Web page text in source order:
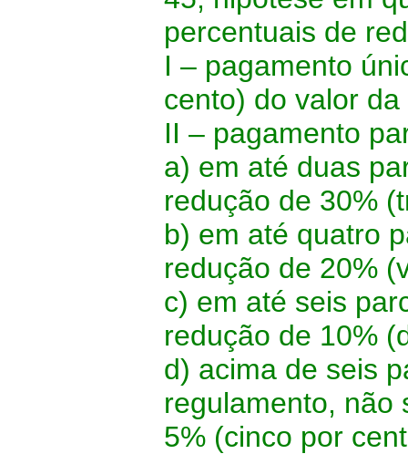
percentuais de
I – pagamento
cento) do valor da
II – pagamento
a) em até duas
redução de 30%
b) em até quatro
redução de 20%
c) em até seis
redução de 10%
d) acima de seis
regulamento, não
5% (cinco por